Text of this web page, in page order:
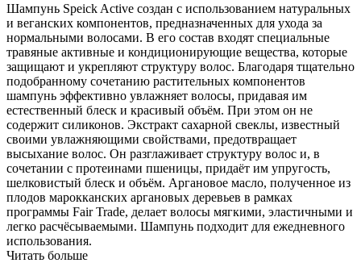
Шампунь Speick Active создан с использованием натуральных
и веганских компонентов, предназначенных для ухода за
нормальными волосами. В его состав входят специальные
травяные активные и кондиционирующие вещества, которые
защищают и укрепляют структуру волос. Благодаря тщательно
подобранному сочетанию растительных компонентов
шампунь эффективно увлажняет волосы, придавая им
естественный блеск и красивый объём. При этом он не
содержит силиконов. Экстракт сахарной свеклы, известный
своими увлажняющими свойствами, предотвращает
высыхание волос. Он разглаживает структуру волос и, в
сочетании с протеинами пшеницы, придаёт им упругость,
шелковистый блеск и объём. Аргановое масло, полученное из
плодов марокканских аргановых деревьев в рамках
программы Fair Trade, делает волосы мягкими, эластичными и
легко расчёсываемыми. Шампунь подходит для ежедневного
использования.
Читать больше